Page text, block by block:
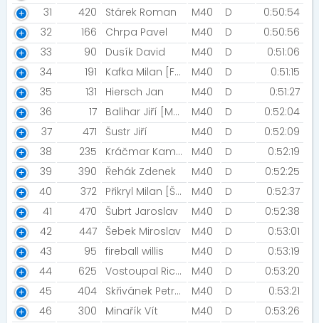
31
420 Stárek Roman M40 D
0:50:54
32
166 Chrpa Pavel M40 D
0:50:56
33
90 Dusík David M40 D
0:51:06
34
191 Kafka Milan [FERTIMED] M40 D
0:51:15
35
131 Hiersch Jan M40 D
0:51:27
36
17 Balihar Jiří [Mattoni FreeRun Olomouc] M40 D
0:52:04
37
471 Šustr Jiří M40 D
0:52:09
38
235 Kráčmar Kamil [PIVI team] M40 D
0:52:19
39
390 Řehák Zdenek M40 D
0:52:25
40
372 Přikryl Milan [Šneci v běhu] M40 D
0:52:37
41
470 Šubrt Jaroslav M40 D
0:52:38
42
447 Šebek Miroslav M40 D
0:53:01
43
95 fireball willis M40 D
0:53:19
44
625 Vostoupal Richard [Ještětice] M40 D
0:53:20
45
404 Skřivánek Petr [SK Náklo - Cemex] M40 D
0:53:21
46
300 Minařík Vít M40 D
0:53:26